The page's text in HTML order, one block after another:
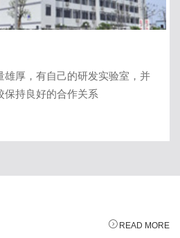
雄厚，有自己的研发实验室，并
保持良好的合作关系
READ MORE
